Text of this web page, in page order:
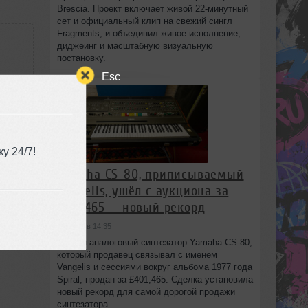
Esc
24/7!
Brescia. Проект включает живой 22‑минутный
сет и официальный клип на свежий сингл
Fragments, и объединил живое исполнение,
диджеинг и масштабную визуальную
постановку.
Yamaha CS-80, приписываемый
Vangelis, ушёл с аукциона за
£401,465 — новый рекорд
сегодня в 14:35
Редкий аналоговый синтезатор Yamaha CS-80,
который продавец связывал с именем
Vangelis и сессиями вокруг альбома 1977 года
Spiral, продан за £401,465. Сделка установила
новый рекорд для самой дорогой продажи
синтезатора.